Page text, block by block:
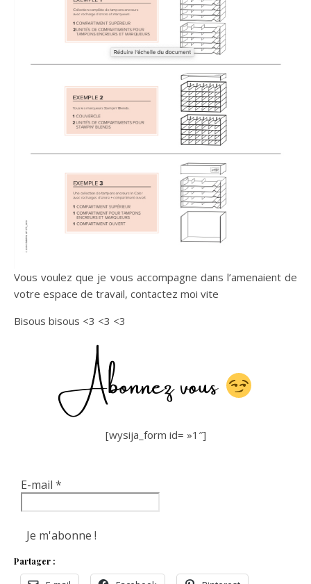
Vous voulez que je vous accompagne dans l’amenaient de
votre espace de travail, contactez moi vite
Bisous bisous <3 <3 <3
Abonnez vous
[wysija_form id= »1″]
E-mail *
Partager :